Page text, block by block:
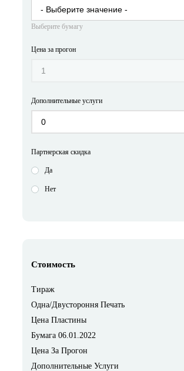
Выберите бумагу
Цена за прогон
Дополнительные услуги
Партнерская скидка
Да
Нет
Стоимость
Тираж
Одна/Двустороння Печать
Цена Пластины
Бумага 06.01.2022
Цена За Прогон
Дополнительные Услуги